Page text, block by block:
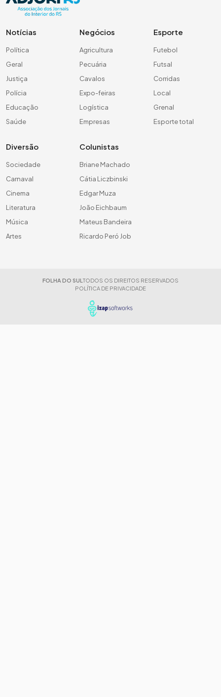
Notícias
Política
Geral
Justiça
Polícia
Educação
Saúde
Negócios
Agricultura
Pecuária
Cavalos
Expo-feiras
Logística
Empresas
Esporte
Futebol
Futsal
Corridas
Local
Grenal
Esporte total
Diversão
Sociedade
Carnaval
Cinema
Literatura
Música
Artes
Colunistas
Briane Machado
Cátia Liczbinski
Edgar Muza
João Eichbaum
Mateus Bandeira
Ricardo Peró Job
FOLHA DO SUL TODOS OS DIREITOS RESERVADOS
POLÍTICA DE PRIVACIDADE